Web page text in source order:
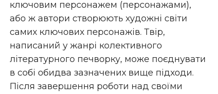
ключовим персонажем (персонажами),
або ж автори створюють художні світи
самих ключових персонажів. Твір,
написаний у жанрі колективного
літературного печворку, може поєднувати
в собі обидва зазначених вище підходи.
Після завершення роботи над своїми